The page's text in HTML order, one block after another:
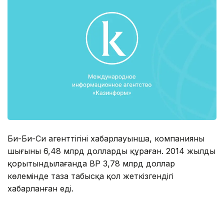
Би-Би-Си агенттігінің хабарлауынша, компанияның
шығыны 6,48 млрд долларды құраған. 2014 жылды
қорытындылағанда ВР 3,78 млрд доллар
көлемінде таза табысқа қол жеткізгендігі
хабарланған еді.